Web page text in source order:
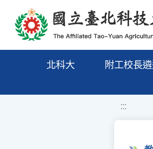
移至網頁之主要內容區位置
北科大 附工校長
:::